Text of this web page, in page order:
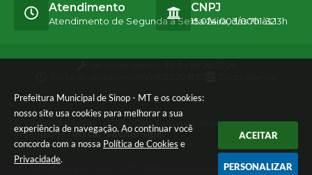
Prefeitura Municipal de Sinop - MT e os cookies:
nosso site usa cookies para melhorar a sua
experiência de navegação. Ao continuar você
concorda com a nossa Política de Cookies e
Privacidade.
ACEITAR
PERSONALIZAR
Atendimento
Atendimento de Segunda a Sexta-feira, das 7h às 13h
CNPJ
15.024.003/0001-32
© Copyright Instar - 2006-2026. Todos os direitos
reservados - Instar Tecnologia